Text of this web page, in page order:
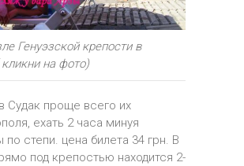
Генуэзской крепости в
на фото)
Судак проще всего их
ехать 2 часа минуя
по степи. цена билета 34 грн. В
под крепостью находится 2-